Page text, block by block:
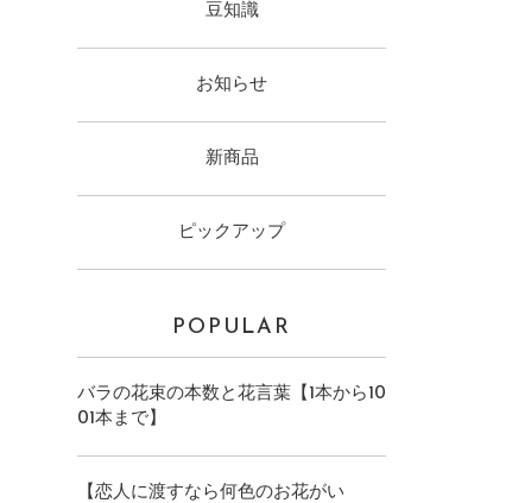
豆知識
お知らせ
新商品
ピックアップ
POPULAR
バラの花束の本数と花言葉【1本から10
01本まで】
【恋人に渡すなら何色のお花がい